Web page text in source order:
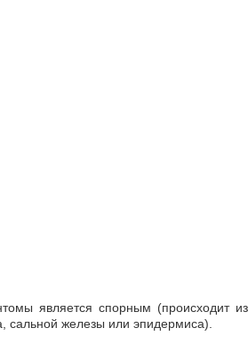
является спорным (происходит из
сальной железы или эпидермиса).